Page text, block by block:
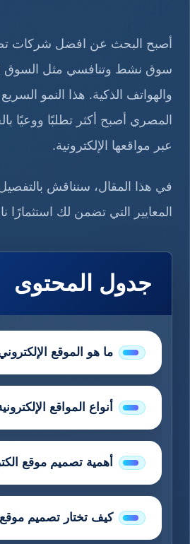
أصبح البحث عن افضل شركات
سوق نشط وتنافسي مثل السوق
والهواتف الذكية. هذا النمو
المصري أصبح أكثر تطلبًا ووعيًا
عبر مواقعها الإلكترونية.
في هذا المقال، سنناقش
المعايير التي تضمن لك استثمارًا
جدول المحتوى
ما هو الموقع
أنواع المواقع
أهمية تصميم موقع
كيف تختار تصميم